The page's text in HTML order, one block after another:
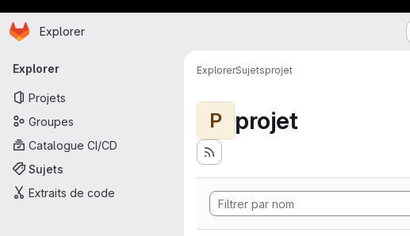
Passer au contenu principal
Page d'accueil
Explorer
Navigation principale
Explorer
Projets
Groupes
Catalogue CI/CD
Sujets
Extraits de code
ExplorerSujetsprojet
P projet